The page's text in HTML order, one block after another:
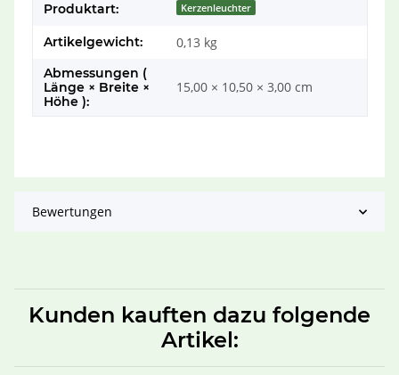
Produktart: Kerzenleuchter
Artikelgewicht: 0,13 kg
Abmessungen (
Länge × Breite ×
Höhe ):
15,00 × 10,50 × 3,00 cm
Bewertungen
Kunden kauften dazu folgende
Artikel: